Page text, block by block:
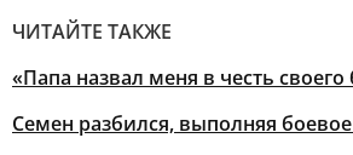
ЧИТАЙТЕ ТАКЖЕ
«Папа назвал меня в честь
Семен разбился, выполняя